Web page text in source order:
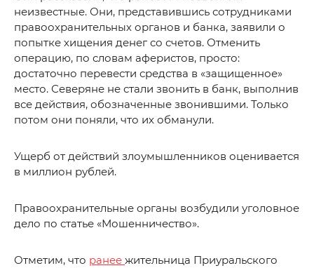
неизвестные. Они, представившись сотрудниками
правоохранительных органов и банка, заявили о
попытке хищения денег со счетов. Отменить
операцию, по словам аферистов, просто:
достаточно перевести средства в «защищенное»
место. Северяне не стали звонить в банк, выполнив
все действия, обозначенные звонившими. Только
потом они поняли, что их обманули.
Ущерб от действий злоумышленников оценивается
в миллион рублей.
Правоохранительные органы возбудили уголовное
дело по статье «Мошенничество».
Отметим, что ранее жительница Приуральского